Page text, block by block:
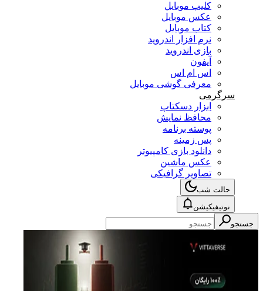
کلیپ موبایل
عکس موبایل
کتاب موبایل
نرم افزار اندروید
بازی اندروید
آیفون
اس ام اس
معرفی گوشی موبایل
سرگرمی
ابزار دسکتاپ
محافظ نمایش
پوسته برنامه
پس زمینه
دانلود بازی کامپیوتر
عکس ماشین
تصاویر گرافیکی
حالت شب
نوتیفیکیشن
جستجو